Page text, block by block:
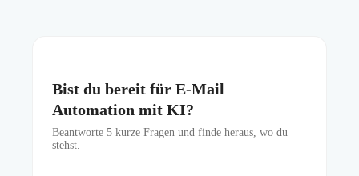
Bist du bereit für E-Mail
Automation mit KI?
Beantworte 5 kurze Fragen und finde heraus, wo du
stehst.